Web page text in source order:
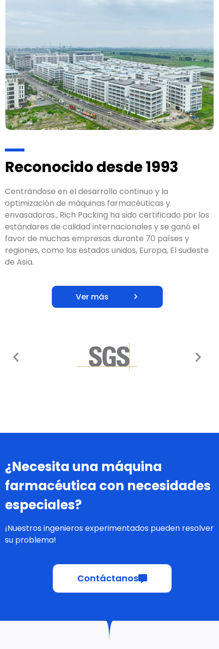
Reconocido desde 1993
Centrándose en el desarrollo continuo y la
optimización de máquinas farmacéuticas y
envasadoras., Rich Packing ha sido certificado por los
estándares de calidad internacionales y se ganó el
favor de muchas empresas durante 70 países y
regiones, como los estados unidos, Europa, El sudeste
de Asia.
Ver más
¿Necesita una máquina
farmacéutica con necesidades
especiales?
¡Nuestros ingenieros experimentados pueden resolver
su problema!
Contáctanos